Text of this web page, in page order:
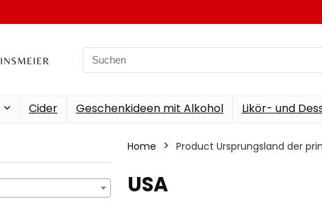
Search
for:
Cider Geschenkideen mit Alkohol Likör- und
Home Product Ursprungsland der
‎USA